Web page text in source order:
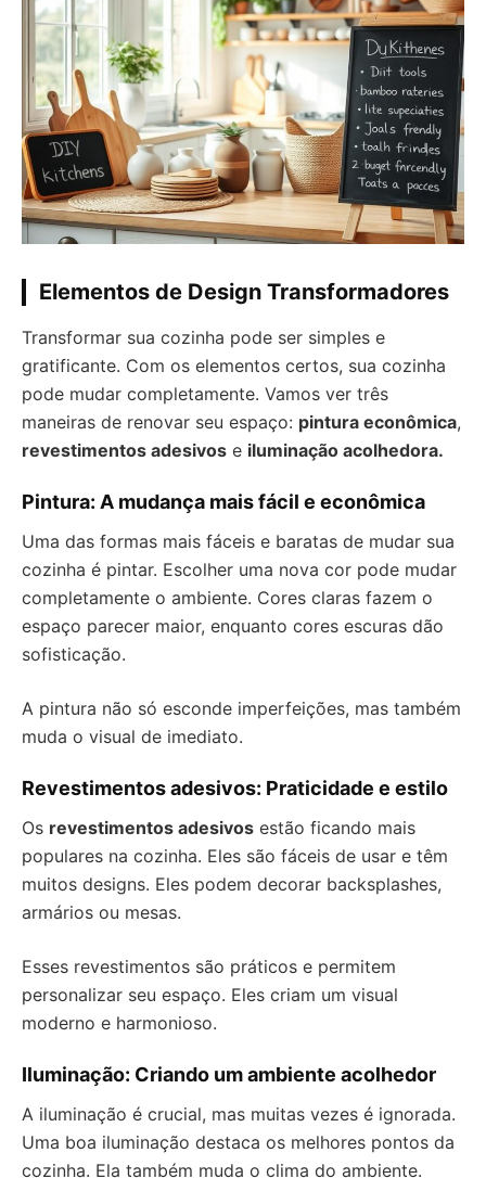
Elementos de Design Transformadores
Transformar sua cozinha pode ser simples e
gratificante. Com os elementos certos, sua cozinha
pode mudar completamente. Vamos ver três
maneiras de renovar seu espaço: pintura econômica,
revestimentos adesivos e iluminação acolhedora.
Pintura: A mudança mais fácil e econômica
Uma das formas mais fáceis e baratas de mudar sua
cozinha é pintar. Escolher uma nova cor pode mudar
completamente o ambiente. Cores claras fazem o
espaço parecer maior, enquanto cores escuras dão
sofisticação.
A pintura não só esconde imperfeições, mas também
muda o visual de imediato.
Revestimentos adesivos: Praticidade e estilo
Os revestimentos adesivos estão ficando mais
populares na cozinha. Eles são fáceis de usar e têm
muitos designs. Eles podem decorar backsplashes,
armários ou mesas.
Esses revestimentos são práticos e permitem
personalizar seu espaço. Eles criam um visual
moderno e harmonioso.
Iluminação: Criando um ambiente acolhedor
A iluminação é crucial, mas muitas vezes é ignorada.
Uma boa iluminação destaca os melhores pontos da
cozinha. Ela também muda o clima do ambiente.